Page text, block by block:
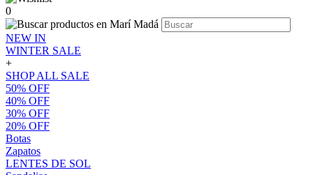
0
NEW IN
WINTER SALE
+
SHOP ALL SALE
50% OFF
40% OFF
30% OFF
20% OFF
Botas
Zapatos
LENTES DE SOL